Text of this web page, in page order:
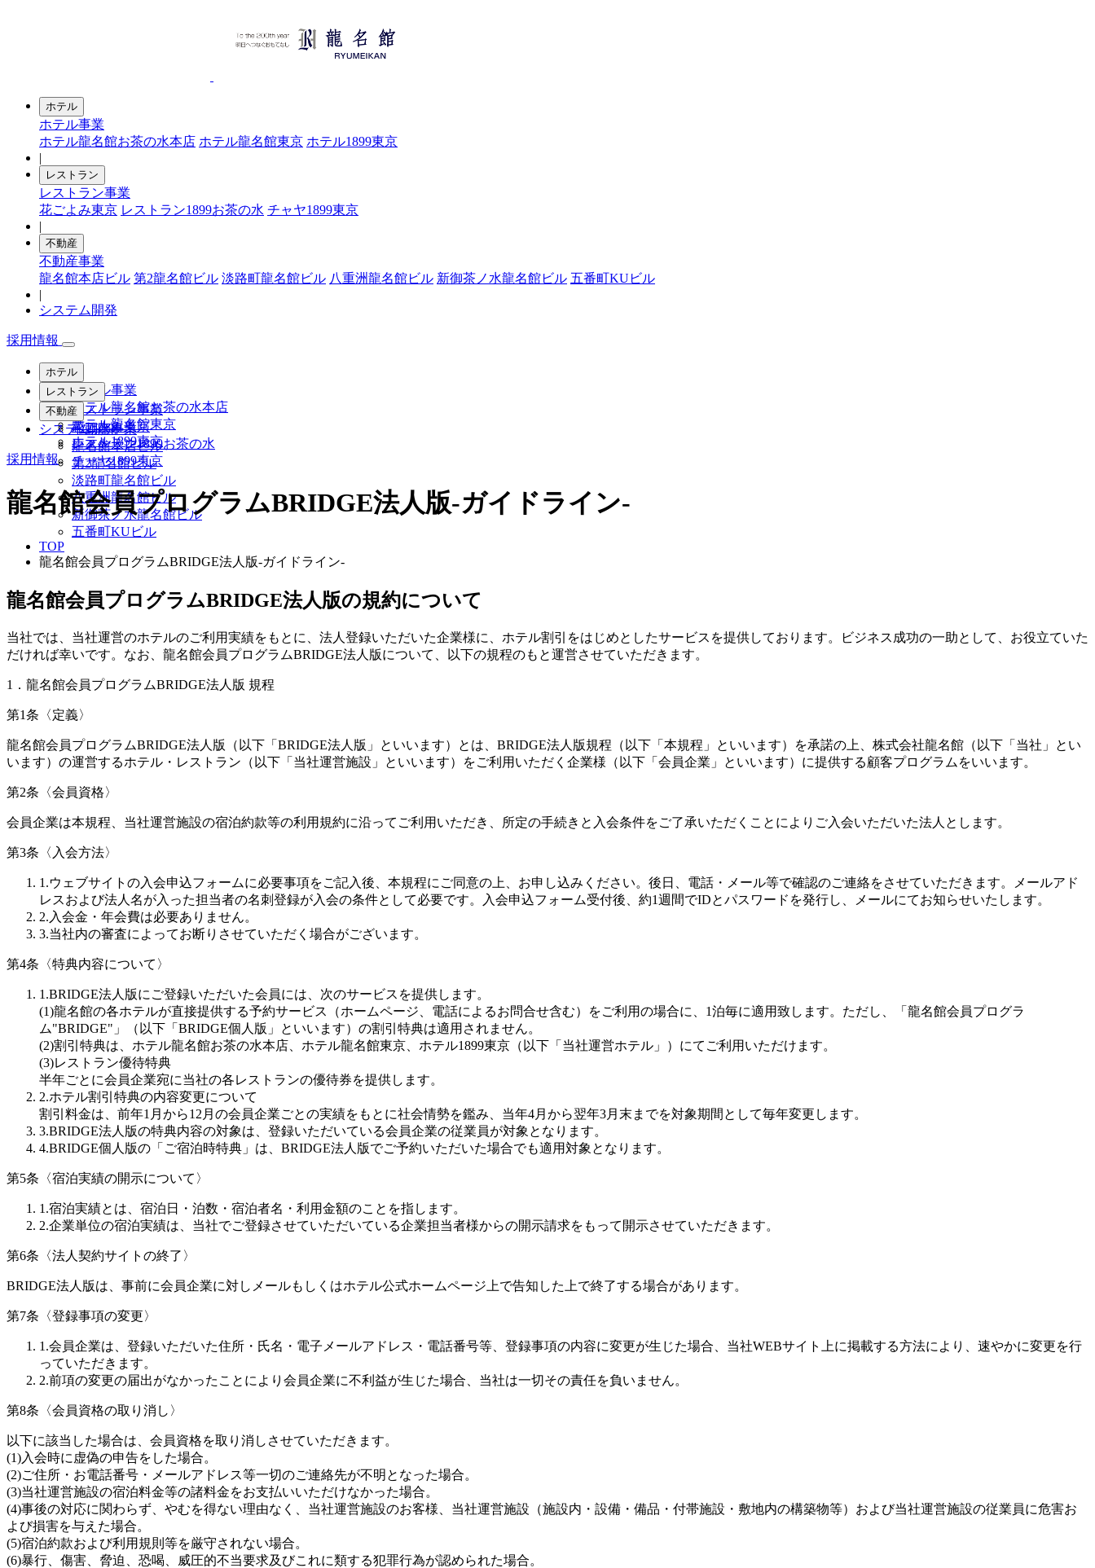
ホテル
ホテル事業
ホテル龍名館お茶の水本店 ホテル龍名館東京 ホテル1899東京
|
レストラン
レストラン事業
花ごよみ東京 レストラン1899お茶の水 チャヤ1899東京
|
不動産
不動産事業
龍名館本店ビル 第2龍名館ビル 淡路町龍名館ビル 八重洲龍名館ビル 新御茶ノ水龍名館ビル 五番町KUビル
|
システム開発
採用情報
ホテル
ホテル事業
ホテル龍名館お茶の水本店
ホテル龍名館東京
ホテル1899東京
レストラン
レストラン事業
花ごよみ東京
レストラン1899お茶の水
チャヤ1899東京
不動産
不動産事業
龍名館本店ビル
第2龍名館ビル
淡路町龍名館ビル
八重洲龍名館ビル
新御茶ノ水龍名館ビル
五番町KUビル
システム開発
採用情報
龍名館会員プログラムBRIDGE法人版-ガイドライン-
TOP
龍名館会員プログラムBRIDGE法人版-ガイドライン-
龍名館会員プログラムBRIDGE法人版の規約について
当社では、当社運営のホテルのご利用実績をもとに、法人登録いただいた企業様に、ホテル割引をはじめとしたサービスを提供しております。ビジネス成功の一助として、お役立ていた
だければ幸いです。なお、龍名館会員プログラムBRIDGE法人版について、以下の規程のもと運営させていただきます。
1．龍名館会員プログラムBRIDGE法人版 規程
第1条〈定義〉
龍名館会員プログラムBRIDGE法人版（以下「BRIDGE法人版」といいます）とは、BRIDGE法人版規程（以下「本規程」といいます）を承諾の上、株式会社龍名館（以下「当社」とい
います）の運営するホテル・レストラン（以下「当社運営施設」といいます）をご利用いただく企業様（以下「会員企業」といいます）に提供する顧客プログラムをいいます。
第2条〈会員資格〉
会員企業は本規程、当社運営施設の宿泊約款等の利用規約に沿ってご利用いただき、所定の手続きと入会条件をご了承いただくことによりご入会いただいた法人とします。
第3条〈入会方法〉
1.ウェブサイトの入会申込フォームに必要事項をご記入後、本規程にご同意の上、お申し込みください。後日、電話・メール等で確認のご連絡をさせていただきます。メールアド
レスおよび法人名が入った担当者の名刺登録が入会の条件として必要です。入会申込フォーム受付後、約1週間でIDとパスワードを発行し、メールにてお知らせいたします。
2.入会金・年会費は必要ありません。
3.当社内の審査によってお断りさせていただく場合がございます。
第4条〈特典内容について〉
1.BRIDGE法人版にご登録いただいた会員には、次のサービスを提供します。
(1)龍名館の各ホテルが直接提供する予約サービス（ホームページ、電話によるお問合せ含む）をご利用の場合に、1泊毎に適用致します。ただし、「龍名館会員プログラ
ム"BRIDGE"」（以下「BRIDGE個人版」といいます）の割引特典は適用されません。
(2)割引特典は、ホテル龍名館お茶の水本店、ホテル龍名館東京、ホテル1899東京（以下「当社運営ホテル」）にてご利用いただけます。
(3)レストラン優待特典
半年ごとに会員企業宛に当社の各レストランの優待券を提供します。
2.ホテル割引特典の内容変更について
割引料金は、前年1月から12月の会員企業ごとの実績をもとに社会情勢を鑑み、当年4月から翌年3月末までを対象期間として毎年変更します。
3.BRIDGE法人版の特典内容の対象は、登録いただいている会員企業の従業員が対象となります。
4.BRIDGE個人版の「ご宿泊時特典」は、BRIDGE法人版でご予約いただいた場合でも適用対象となります。
第5条〈宿泊実績の開示について〉
1.宿泊実績とは、宿泊日・泊数・宿泊者名・利用金額のことを指します。
2.企業単位の宿泊実績は、当社でご登録させていただいている企業担当者様からの開示請求をもって開示させていただきます。
第6条〈法人契約サイトの終了〉
BRIDGE法人版は、事前に会員企業に対しメールもしくはホテル公式ホームページ上で告知した上で終了する場合があります。
第7条〈登録事項の変更〉
1.会員企業は、登録いただいた住所・氏名・電子メールアドレス・電話番号等、登録事項の内容に変更が生じた場合、当社WEBサイト上に掲載する方法により、速やかに変更を行
っていただきます。
2.前項の変更の届出がなかったことにより会員企業に不利益が生じた場合、当社は一切その責任を負いません。
第8条〈会員資格の取り消し〉
以下に該当した場合は、会員資格を取り消しさせていただきます。
(1)入会時に虚偽の申告をした場合。
(2)ご住所・お電話番号・メールアドレス等一切のご連絡先が不明となった場合。
(3)当社運営施設の宿泊料金等の諸料金をお支払いいただけなかった場合。
(4)事後の対応に関わらず、やむを得ない理由なく、当社運営施設のお客様、当社運営施設（施設内・設備・備品・付帯施設・敷地内の構築物等）および当社運営施設の従業員に危害お
よび損害を与えた場合。
(5)宿泊約款および利用規則等を厳守されない場合。
(6)暴行、傷害、脅迫、恐喝、威圧的不当要求及びこれに類する犯罪行為が認められた場合。